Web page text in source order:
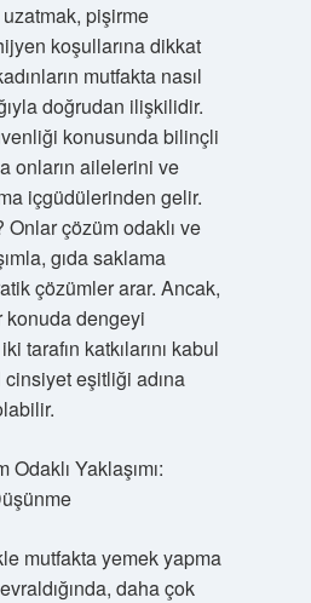
pişirme
koşullarına dikkat
mutfakta nasıl
doğrudan ilişkilidir.
konusunda bilinçli
onların ailelerini ve
içgüdülerinden gelir.
çözüm odaklı ve
gıda saklama
çözümler arar. Ancak,
dengeyi
tarafın katkılarını kabul
eşitliği adına
Yaklaşımı:
mutfakta yemek yapma
daha çok